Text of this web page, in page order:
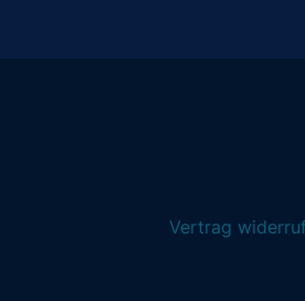
Vertrag